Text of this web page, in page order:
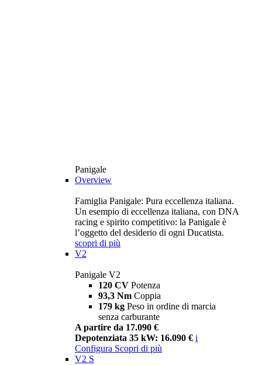
Panigale
Overview
Famiglia Panigale: Pura eccellenza italiana.
Un esempio di eccellenza italiana, con DNA
racing e spirito competitivo: la Panigale è
l’oggetto del desiderio di ogni Ducatista.
scopri di più
V2
Panigale V2
120 CV Potenza
93,3 Nm Coppia
179 kg Peso in ordine di marcia
senza carburante
A partire da 17.090 €
Depotenziata 35 kW: 16.090 € i
Configura Scopri di più
V2 S